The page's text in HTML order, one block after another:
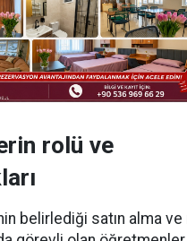
rolü ve
belirlediği satın alma ve